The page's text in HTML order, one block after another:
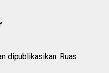
dipublikasikan. Ruas